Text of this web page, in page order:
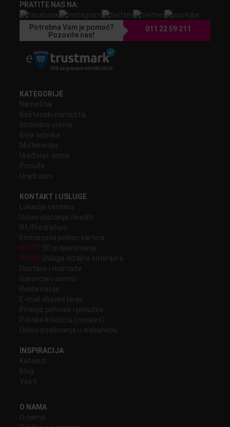
PRATITE NAS NA:
Potrebna Vam je pomoć?
Pozovite nas!
011 22 59 211
KATEGORIJE
Nameštaj
Baštenski nameštaj
Slobodno vreme
Bela tehnika
Multimedija
Uređenje doma
Posuđe
Uradi sam
KONTAKT I USLUGE
Lokacije centara
Uslovi plaćanja i krediti
R1/Predračuni
Emmezeta poklon kartica
NOVO! 3D projektovanje
NOVO!
Usluga dizajna enterijera
Dostave i montaže
Garancije i servisi
Reklamacije
E-mail obaveštenja
Pitanja, pohvale i pritužbe
Politika kolačića (cookies)
Uslovi poslovanja u webshopu
INSPIRACIJA
Katalozi
Blog
Vesti
O NAMA
O nama